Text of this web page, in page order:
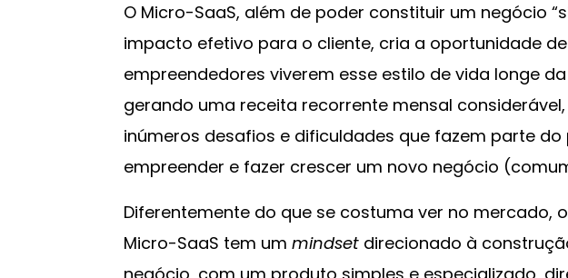
O Micro-SaaS, além de poder constituir um negócio
impacto efetivo para o cliente, cria a oportunidade
empreendedores viverem esse estilo de vida longe
gerando uma receita recorrente mensal
inúmeros desafios e dificuldades que fazem parte
empreender e fazer crescer um novo negócio
Diferentemente do que se costuma ver no mercado,
Micro-SaaS tem um mindset direcionado à